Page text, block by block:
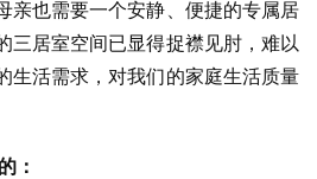
亲也需要一个安静、便捷的专属居
三居室空间已显得捉襟见肘，难以
生活需求，对我们的家庭生活质量
：